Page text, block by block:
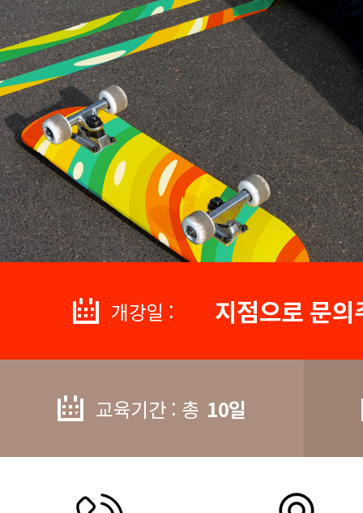
개강일 : 지점으로 문
교육기간 : 총 10일